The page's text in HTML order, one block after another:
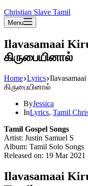
Christian Slave Tamil
Menu
Ilavasamaai
கிருபையினால்
Home Lyrics
கிருபையினால்
ByJessica
InLyrics, Tamil
Tamil Gospel Songs
Artist: Justin Samuel S
Album: Tamil Solo Songs
Released on: 19 Mar 2021
Ilavasamaai